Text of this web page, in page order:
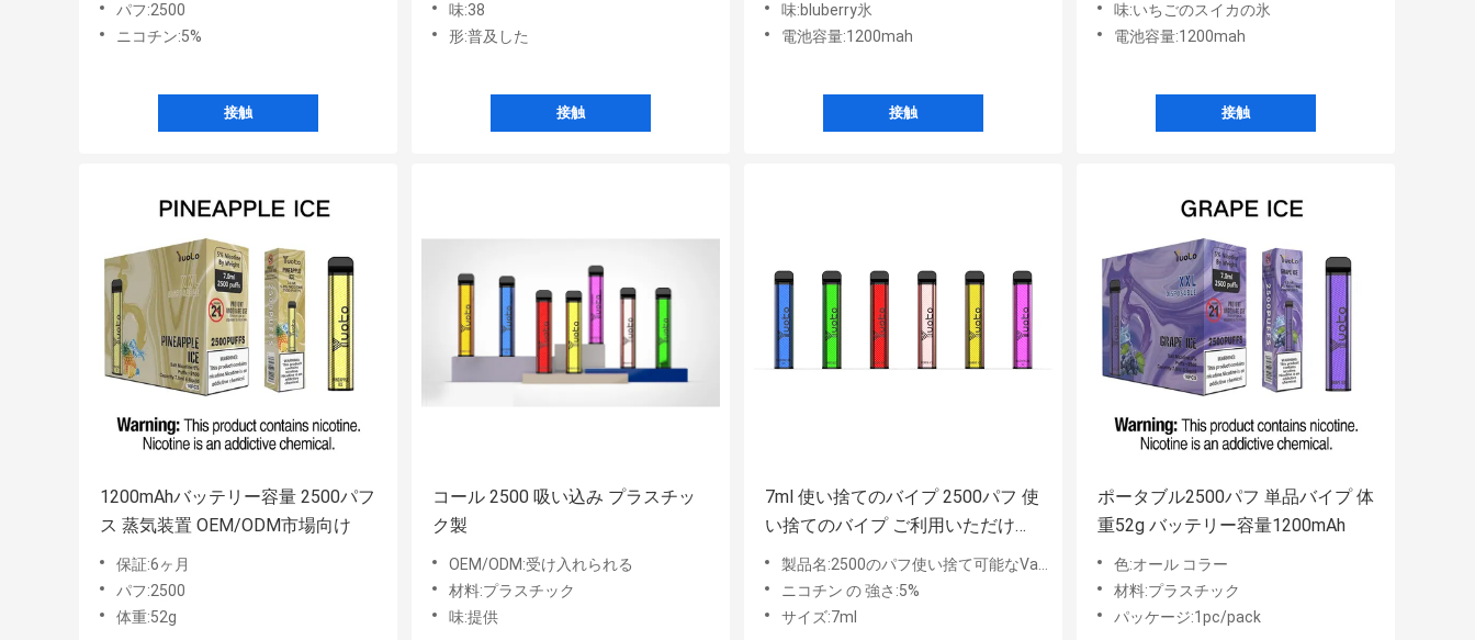
パフ:2500
ニコチン:5%
接触
味:38
形:普及した
接触
味:bluberry氷
電池容量:1200mah
接触
味:いちごのスイカの氷
電池容量:1200mah
接触
1200mAhバッテリー容量 2500パフ
ス 蒸気装置 OEM/ODM市場向け
保証:6ヶ月
パフ:2500
体重:52g
コール 2500 吸い込み プラスチッ
ク製
OEM/ODM:受け入れられる
材料:プラスチック
味:提供
7ml 使い捨てのバイプ 2500パフ 使
い捨てのバイプ ご利用いただけま
製品名:2500のパフ使い捨て可能なVape
ニコチン の 強さ:5%
サイズ:7ml
ポータブル2500パフ 単品バイプ 体
重52g バッテリー容量1200mAh
色:オール コラー
材料:プラスチック
パッケージ:1pc/pack